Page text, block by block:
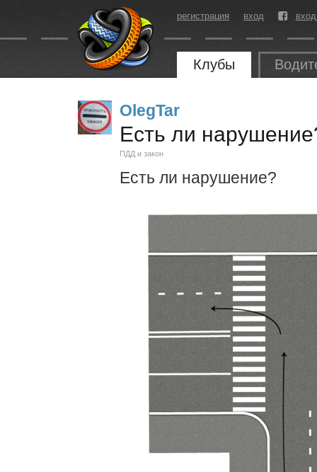
регистрация вход
Клубы
OlegTar
Есть ли
ПДД и закон
Есть ли нарушение?